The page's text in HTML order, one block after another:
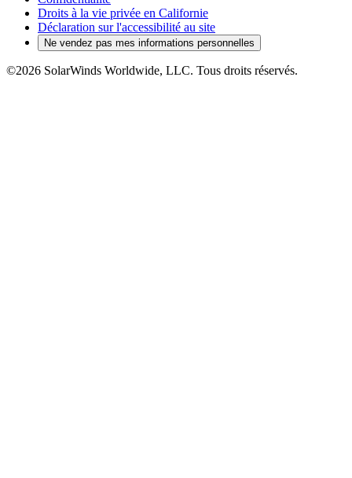
Droits à la vie privée en Californie
Déclaration sur l'accessibilité au site
Ne vendez pas mes informations personnelles
©2026 SolarWinds Worldwide, LLC. Tous droits réservés.